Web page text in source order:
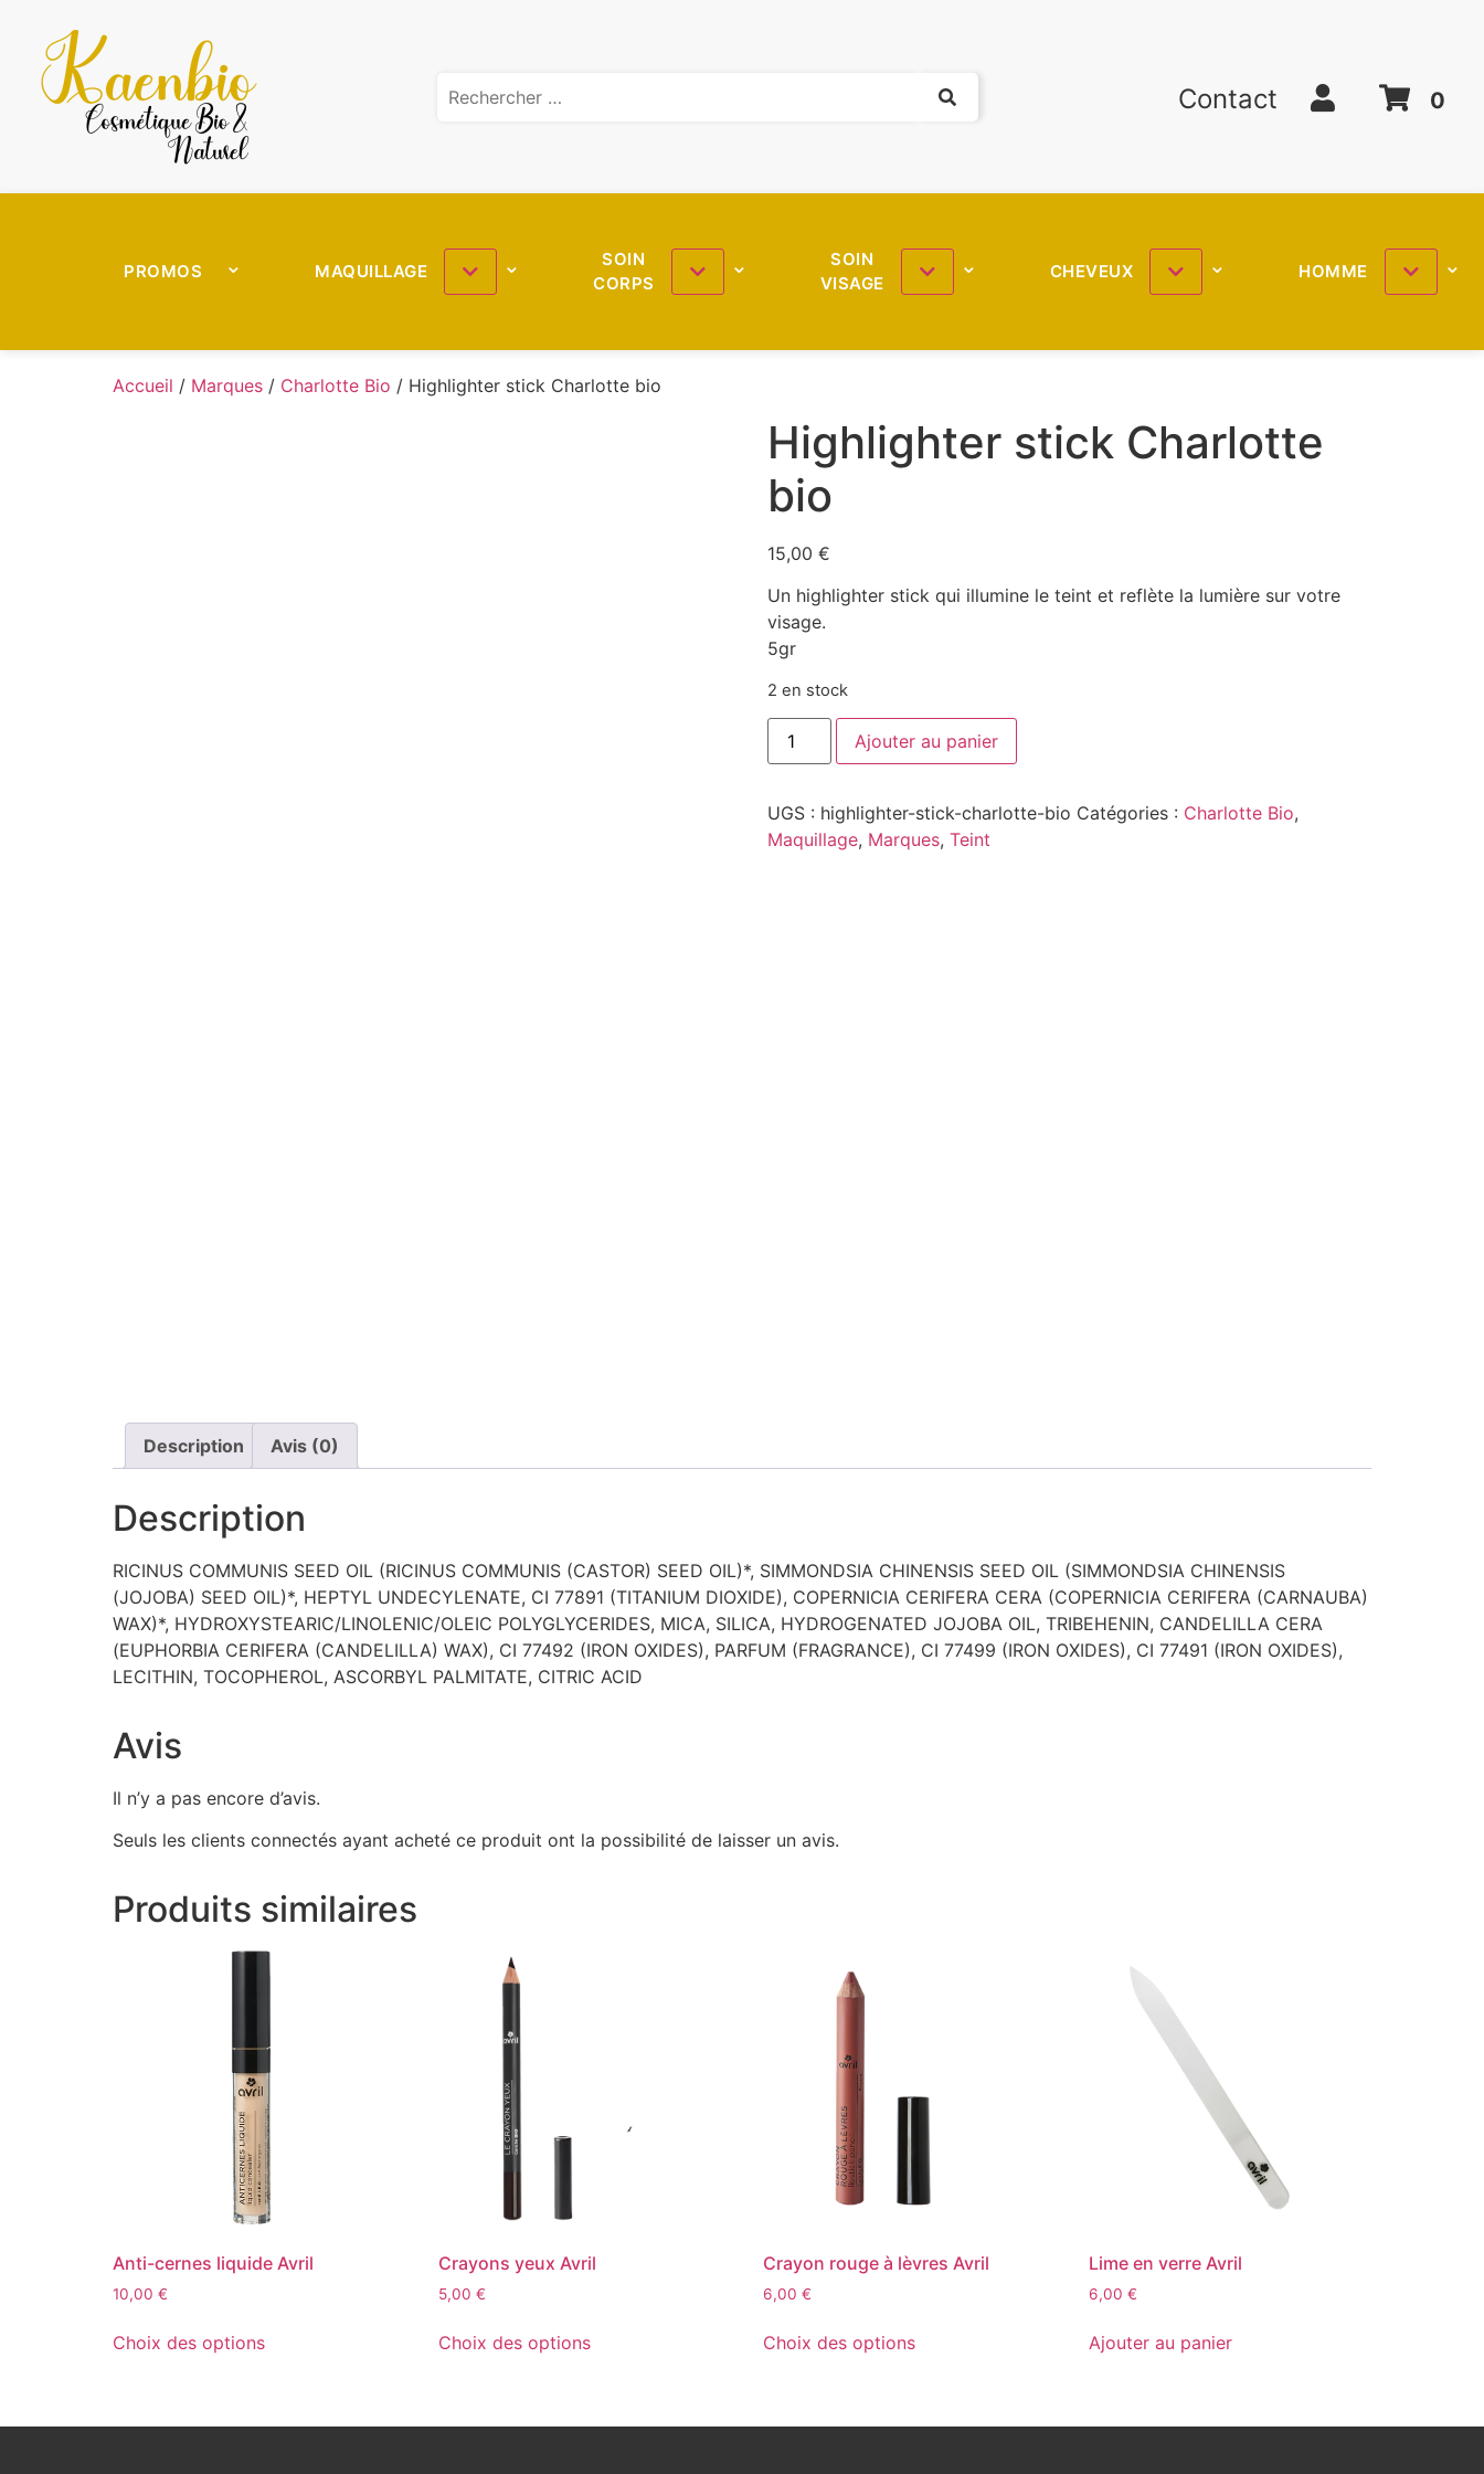
Contact 0
PROMOS MAQUILLAGE
SOIN
CORPS
SOIN
VISAGE
CHEVEUX HOMME
Accueil / Marques / Charlotte Bio / Highlighter stick Charlotte bio
Highlighter stick Charlotte
bio
15,00 €
Un highlighter stick qui illumine le teint et reflète la lumière sur votre
visage.
5gr
2 en stock
Ajouter au panier
UGS : highlighter-stick-charlotte-bio Catégories : Charlotte Bio,
Maquillage, Marques, Teint
Description Avis (0)
Description
RICINUS COMMUNIS SEED OIL (RICINUS COMMUNIS (CASTOR) SEED OIL)*, SIMMONDSIA CHINENSIS SEED OIL (SIMMONDSIA CHINENSIS
(JOJOBA) SEED OIL)*, HEPTYL UNDECYLENATE, CI 77891 (TITANIUM DIOXIDE), COPERNICIA CERIFERA CERA (COPERNICIA CERIFERA (CARNAUBA)
WAX)*, HYDROXYSTEARIC/LINOLENIC/OLEIC POLYGLYCERIDES, MICA, SILICA, HYDROGENATED JOJOBA OIL, TRIBEHENIN, CANDELILLA CERA
(EUPHORBIA CERIFERA (CANDELILLA) WAX), CI 77492 (IRON OXIDES), PARFUM (FRAGRANCE), CI 77499 (IRON OXIDES), CI 77491 (IRON OXIDES),
LECITHIN, TOCOPHEROL, ASCORBYL PALMITATE, CITRIC ACID
Avis
Il n’y a pas encore d’avis.
Seuls les clients connectés ayant acheté ce produit ont la possibilité de laisser un avis.
Produits similaires
Anti-cernes liquide Avril
10,00 €
Choix des options
Crayons yeux Avril
5,00 €
Choix des options
Crayon rouge à lèvres Avril
6,00€
Choix des options
Lime en verre Avril
6,00€
Ajouter au panier